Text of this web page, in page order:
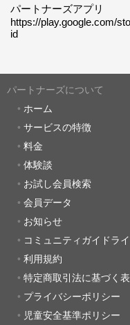
パートナーズアプリ
https://play.google.com/
id
パートナーズについて
ホーム
サービスの特徴
料金
体験談
お試し会員検索
会員データ
お知らせ
コミュニティガイドラ
利用規約
特定商取引法に基づく
プライバシーポリシー
児童安全基準ポリシー